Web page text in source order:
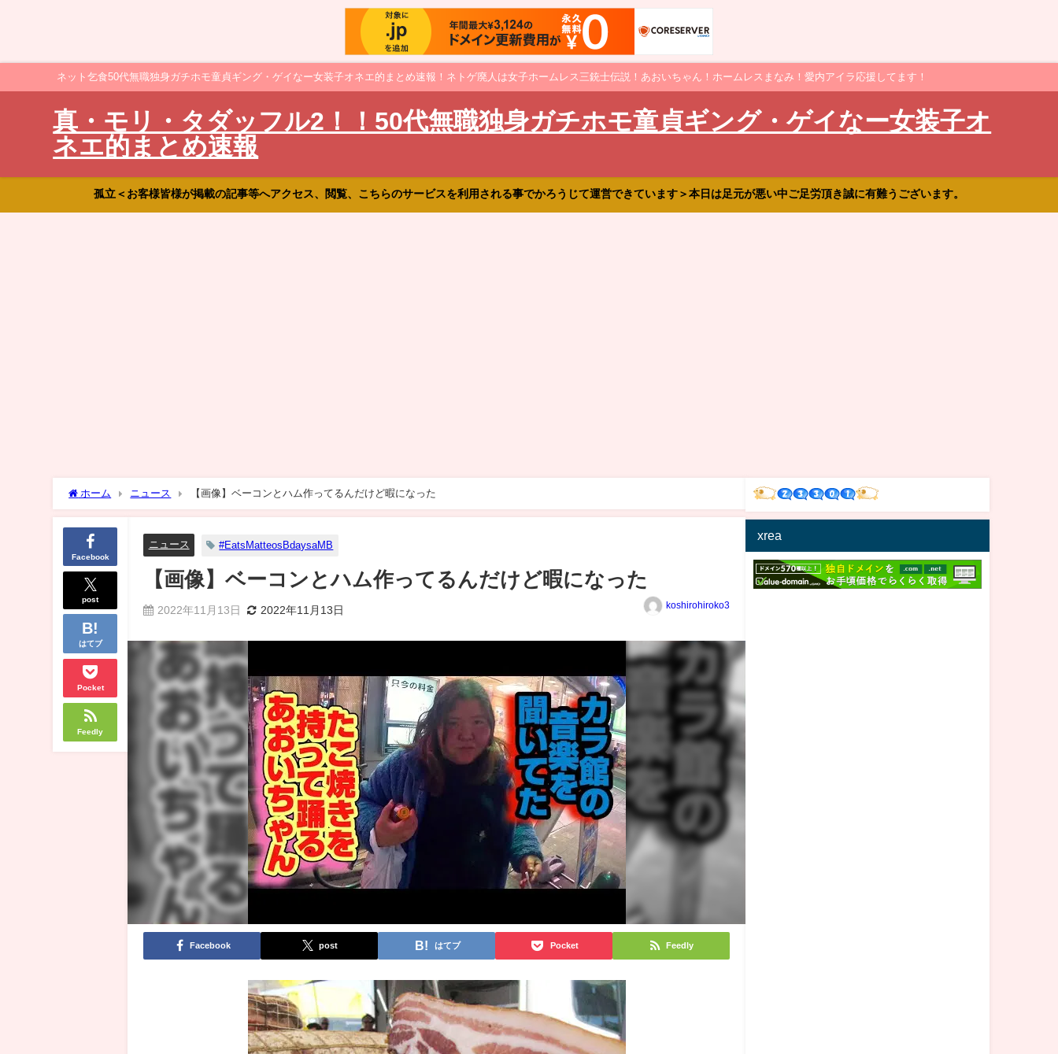
ネット乞食50代無職独身ガチホモ童貞ギング・ゲイなー女装子オネエ的まとめ速報！ネトゲ廃人は女子ホームレス三銃士伝説！あおいちゃん！ホームレスまなみ！愛内アイラ応援してます！
真・モリ・タダッフル2！！50代無職独身ガチホモ童貞ギング・ゲイなー女装子オ
ネエ的まとめ速報
孤立＜お客様皆様が掲載の記事等へアクセス、閲覧、こちらのサービスを利用される事でかろうじて運営できています＞本日は足元が悪い中ご足労頂き誠に有難うございます。
ホーム ニュース 【画像】ベーコンとハム作ってるんだけど暇になった
Facebook
post
はてブ
Pocket
Feedly
ニュース #EatsMatteosBdaysaMB
【画像】ベーコンとハム作ってるんだけど暇になった
2022年11月13日 2022年11月13日 koshirohiroko3
Facebook post はてブ Pocket Feedly
xrea